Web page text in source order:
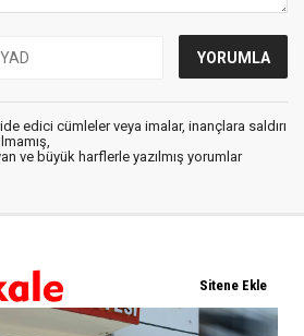
edici cümleler veya imalar, inançlara saldırı
ve büyük harflerle yazılmış yorumlar